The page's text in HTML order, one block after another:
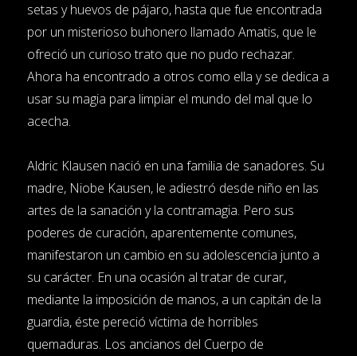
setas y huevos de pájaro, hasta que fue encontrada
por un misterioso buhonero llamado Amatis, que le
ofreció un curioso trato que no pudo rechazar.
Ahora ha encontrado a otros como ella y se dedica a
usar su magia para limpiar el mundo del mal que lo
acecha.
Aldric Klausen nació en una familia de sanadores. Su
madre, Niobe Kausen, le adiestró desde niño en las
artes de la sanación y la contramagia. Pero sus
poderes de curación, aparentemente comunes,
manifestaron un cambio en su adolescencia junto a
su carácter. En una ocasión al tratar de curar,
mediante la imposición de manos, a un capitán de la
guardia, éste pereció víctima de horribles
quemaduras. Los ancianos del Cuerpo de